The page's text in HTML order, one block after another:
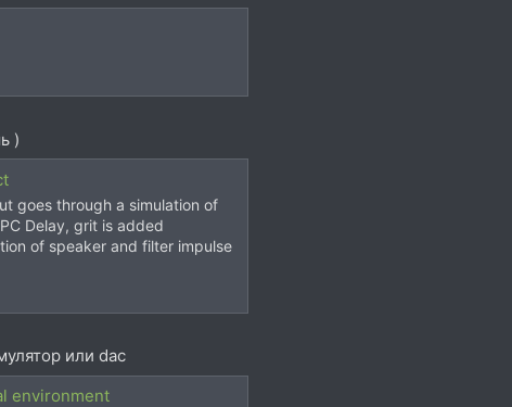
)
goes through a simulation of
Delay, grit is added
of speaker and filter impulse
или dac
environment